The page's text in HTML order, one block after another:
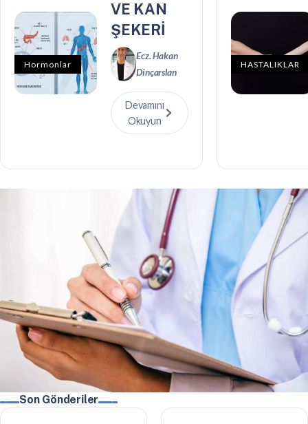
Hormonlar
VE KAN
ŞEKERİ
Ecz. Hakan
Dinçarslan
Devamını
Okuyun
HASTALIKLAR
Son Gönderiler